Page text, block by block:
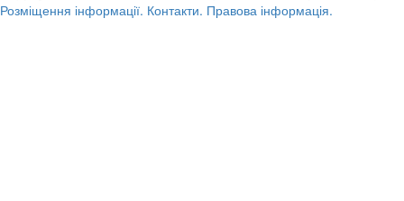
Розміщення інформації. Контакти. Правова інформація.